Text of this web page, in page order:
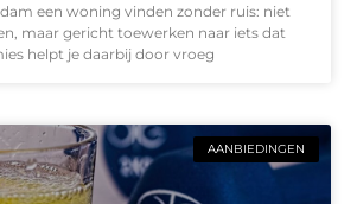
een woning vinden zonder ruis: niet
maar gericht toewerken naar iets dat
helpt je daarbij door vroeg
AANBIEDINGEN